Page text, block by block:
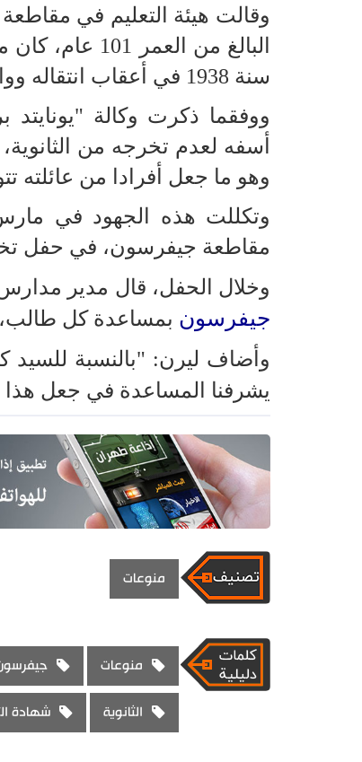
وقالت هيئة التعليم في مقاطعة
البالغ من
سنة 1938 في أعقاب انتقاله ووالدته لأسباب مالية إلى فيلادلفيا.
ووفقما ذكرت وكالة "يونايتد
وهو ما جعل أفرادا من عائلته
وتكللت هذه الجهود في
مقاطعة جيفرسون، في حفل
وخلال الحفل، قال مدير
جيفرسون بمساعدة كل طالب،
وأضاف ليرن: "بالنسبة
يشرفنا المساعدة في جعل هذا
منوعات
منوعات
الثانوية شهادة